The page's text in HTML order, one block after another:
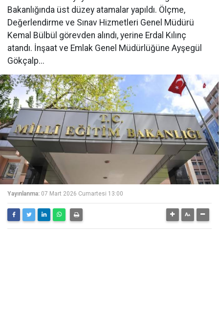
Bakanlığında üst düzey atamalar yapıldı. Ölçme,
Değerlendirme ve Sınav Hizmetleri Genel Müdürü
Kemal Bülbül görevden alındı, yerine Erdal Kılınç
atandı. İnşaat ve Emlak Genel Müdürlüğüne Ayşegül
Gökçalp...
Yayınlanma: 07 Mart 2026 Cumartesi 13:00